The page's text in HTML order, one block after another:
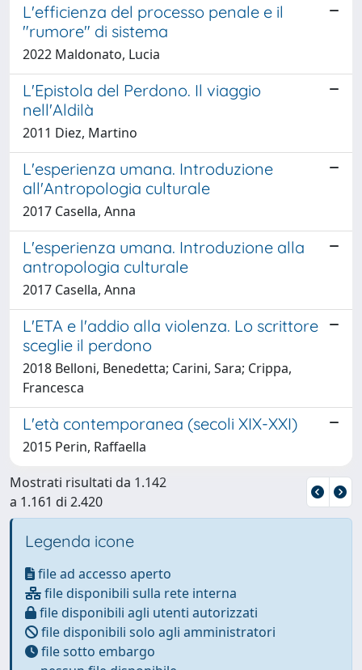
L'efficienza del processo penale e il
"rumore" di sistema
2022 Maldonato, Lucia
L'Epistola del Perdono. Il viaggio
nell'Aldilà
2011 Diez, Martino
L'esperienza umana. Introduzione
all'Antropologia culturale
2017 Casella, Anna
L'esperienza umana. Introduzione alla
antropologia culturale
2017 Casella, Anna
L'ETA e l'addio alla violenza. Lo scrittore
sceglie il perdono
2018 Belloni, Benedetta; Carini, Sara; Crippa,
Francesca
L'età contemporanea (secoli XIX-XXI)
2015 Perin, Raffaella
Mostrati risultati da 1.142
a 1.161 di 2.420
Legenda icone
file ad accesso aperto
file disponibili sulla rete interna
file disponibili agli utenti autorizzati
file disponibili solo agli amministratori
file sotto embargo